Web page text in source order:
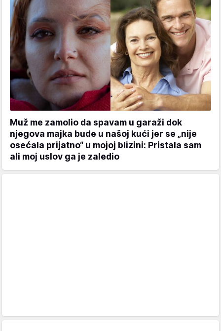
Muž me zamolio da spavam u garaži dok
njegova majka bude u našoj kući jer se „nije
osećala prijatno“ u mojoj blizini: Pristala sam
ali moj uslov ga je zaledio